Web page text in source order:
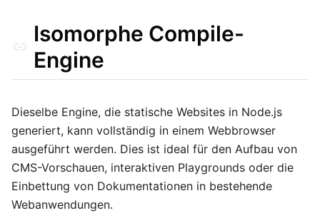
Isomorphe Compile-
Engine
Dieselbe Engine, die statische Websites in Node.js
generiert, kann vollständig in einem Webbrowser
ausgeführt werden. Dies ist ideal für den Aufbau von
CMS-Vorschauen, interaktiven Playgrounds oder die
Einbettung von Dokumentationen in bestehende
Webanwendungen.
Wichtige Hinweise